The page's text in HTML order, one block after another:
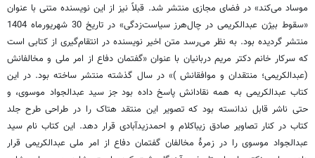
موساد می‌کند» در فضای مجازی منتشر شد. قبلاً نیز از این نویسنده متنی با عنوان
«سقوط بیژن عبدالکریمی در چال‌هرز سیاست‌زدگی» در تاریخ 30 شهریورماه 1404
منتشر گردیده بود. به نظر می‌رسد متن اخیر نویسنده در انتقام‌گیری از کتابی است
که سرکار خانم دکتر مریم دربانیان با عنوان «گفتمان دفاع از امر ملی و مخالفانش
(عبدالکریمی؛ منتقدان و موافقانش )» در سال گذشته منتشر ساخته بود. در این
کتاب عبدالکریمی به همه نقادانش پاسخ داده بود جز سید عبدالجواد موسوی، و
حتی ناشر قابل ندانسته بود که تصویر این منتقد هتاک را در طراحی طرح جلد
کتاب در کنار تصاویر صادق زیباکلام و احمدزیدآبادی قرار دهد. این کتاب نام سید
عبدالجواد موسوی را در زمرۀ مخالفان گفتمان دفاع از امر ملی عبدالکریمی قرار